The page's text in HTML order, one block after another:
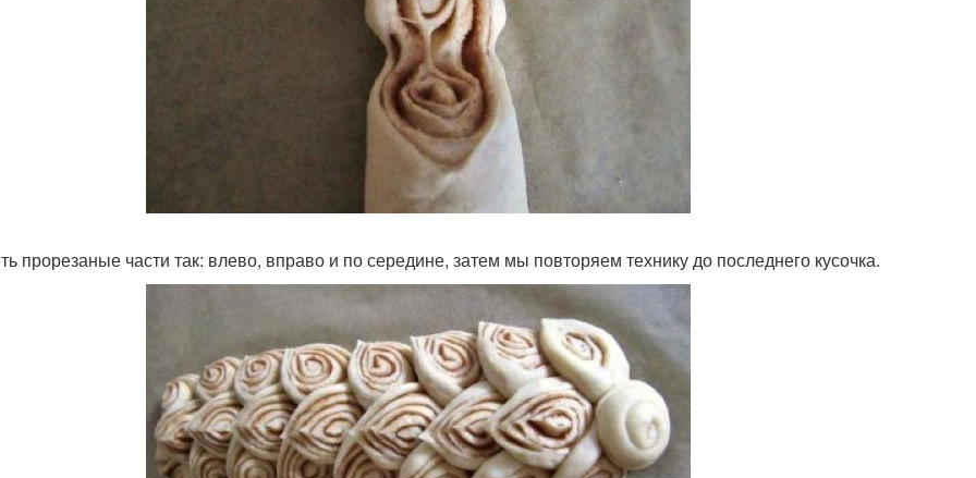
прорезаные части так: влево, вправо и по середине, затем мы повторяем технику до последнего кусочка.